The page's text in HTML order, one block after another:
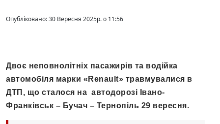
Опубліковано: 30 Вересня 2025р. о 11:56
Двоє неповнолітніх пасажирів та водійка
автомобіля марки «Renault» травмувалися в
ДТП, що сталося на автодорозі Івано-
Франківськ – Бучач – Тернопіль 29 вересня.